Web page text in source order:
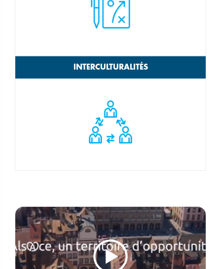
INTERCULTURALITÉS
Play video